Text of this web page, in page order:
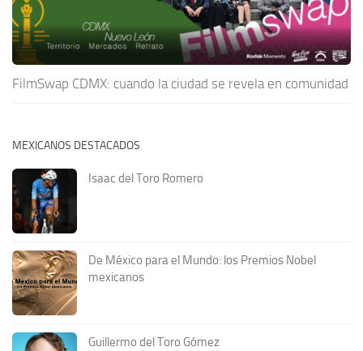
FilmSwap CDMX: cuando la ciudad se revela en comunidad
MEXICANOS DESTACADOS
Isaac del Toro Romero
De México para el Mundo: los Premios Nobel
mexicanos
Guillermo del Toro Gómez